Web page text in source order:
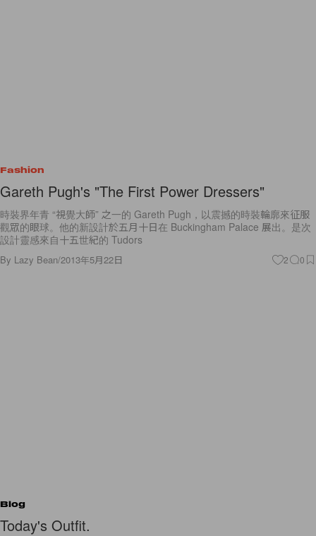
Fashion
Gareth Pugh's "The First Power Dressers"
時裝界年青 “視覺大師” 之一的 Gareth Pugh，以震撼的時裝輪廓來征服
觀眾的眼球。他的新設計於五月十日在 Buckingham Palace 展出。是次
設計靈感來自十五世紀的 Tudors
By Lazy Bean/2013年5月22日 2 0
Blog
Today's Outfit.